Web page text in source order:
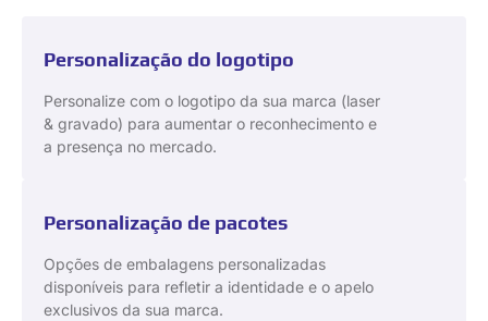
Personalização do logotipo
Personalize com o logotipo da sua marca (laser
& gravado) para aumentar o reconhecimento e
a presença no mercado.
Personalização de pacotes
Opções de embalagens personalizadas
disponíveis para refletir a identidade e o apelo
exclusivos da sua marca.